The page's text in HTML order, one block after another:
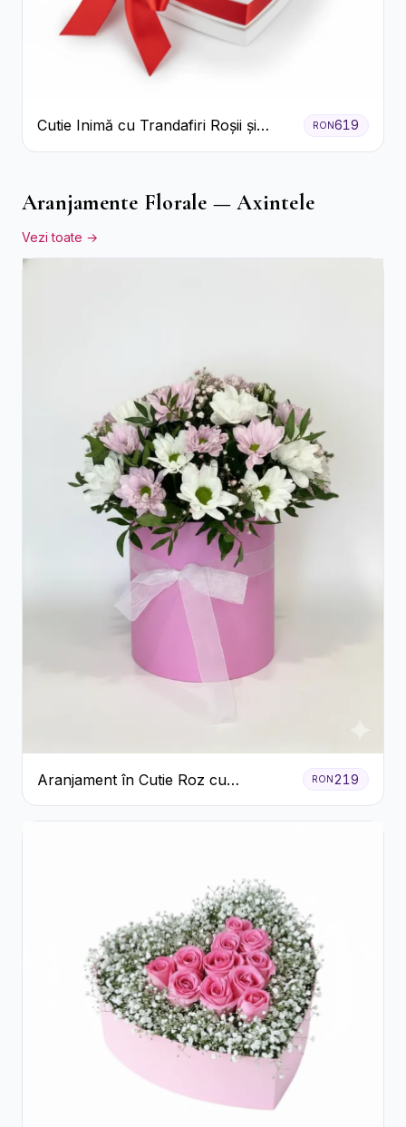
Cutie Inimă cu Trandafiri Roșii și
Bomboane Raffaello
RON619
Aranjamente Florale — Axintele
Vezi toate →
Aranjament în Cutie Roz cu
Crizanteme Albe și Lila
RON219